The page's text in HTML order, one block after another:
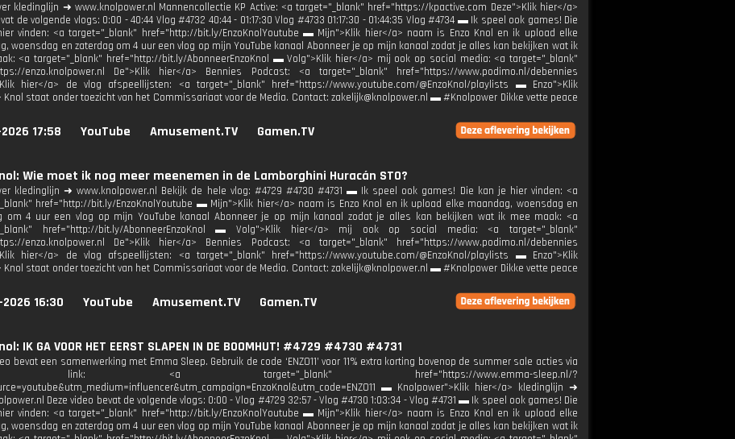
kledinglijn ➜ www.knolpower.nl Mannencollectie KP Active: <a target="_blank" href="https://kpactive.com Deze">Klik hier</a>
de volgende vlogs: 0:00 - 40:44 Vlog #4732 40:44 - 01:17:30 Vlog #4733 01:17:30 - 01:44:35 Vlog #4734 ▬ Ik speel ook games! Die
vinden: <a target="_blank" href="http://bit.ly/EnzoKnolYoutube ▬ Mijn">Klik hier</a> naam is Enzo Knol en ik upload elke
woensdag en zaterdag om 4 uur een vlog op mijn YouTube kanaal Abonneer je op mijn kanaal zodat je alles kan bekijken wat ik
<a target="_blank" href="http://bit.ly/AbonneerEnzoKnol ▬ Volg">Klik hier</a> mij ook op social media: <a target="_blank"
enzo.knolpower.nl De">Klik hier</a> Bennies Podcast: <a target="_blank" href="https://www.podimo.nl/debennies
hier</a> de vlog afspeellijsten: <a target="_blank" href="https://www.youtube.com/@EnzoKnol/playlists ▬ Enzo">Klik
Knol staat onder toezicht van het Commissariaat voor de Media. Contact: zakelijk@knolpower.nl ▬ #Knolpower Dikke vette peace
17:58 YouTube Amusement.TV Gamen.TV
Wie moet ik nog meer meenemen in de Lamborghini Huracán STO?
kledinglijn ➜ www.knolpower.nl Bekijk de hele vlog: #4729 #4730 #4731 ▬ Ik speel ook games! Die kan je hier vinden: <a
href="http://bit.ly/EnzoKnolYoutube ▬ Mijn">Klik hier</a> naam is Enzo Knol en ik upload elke maandag, woensdag en
om 4 uur een vlog op mijn YouTube kanaal Abonneer je op mijn kanaal zodat je alles kan bekijken wat ik mee maak: <a
href="http://bit.ly/AbonneerEnzoKnol ▬ Volg">Klik hier</a> mij ook op social media: <a target="_blank"
enzo.knolpower.nl De">Klik hier</a> Bennies Podcast: <a target="_blank" href="https://www.podimo.nl/debennies
hier</a> de vlog afspeellijsten: <a target="_blank" href="https://www.youtube.com/@EnzoKnol/playlists ▬ Enzo">Klik
Knol staat onder toezicht van het Commissariaat voor de Media. Contact: zakelijk@knolpower.nl ▬ #Knolpower Dikke vette peace
16:30 YouTube Amusement.TV Gamen.TV
IK GA VOOR HET EERST SLAPEN IN DE BOOMHUT! #4729 #4730 #4731
bevat een samenwerking met Emma Sleep. Gebruik de code ‘ENZO11’ voor 11% extra korting bovenop de summer sale acties via
link: <a target="_blank" href="https://www.emma-sleep.nl/?
▬ Knolpower">Klik hier</a> kledinglijn ➜
Deze video bevat de volgende vlogs: 0:00 - Vlog #4729 32:57 - Vlog #4730 1:03:34 - Vlog #4731 ▬ Ik speel ook games! Die
vinden: <a target="_blank" href="http://bit.ly/EnzoKnolYoutube ▬ Mijn">Klik hier</a> naam is Enzo Knol en ik upload elke
woensdag en zaterdag om 4 uur een vlog op mijn YouTube kanaal Abonneer je op mijn kanaal zodat je alles kan bekijken wat ik